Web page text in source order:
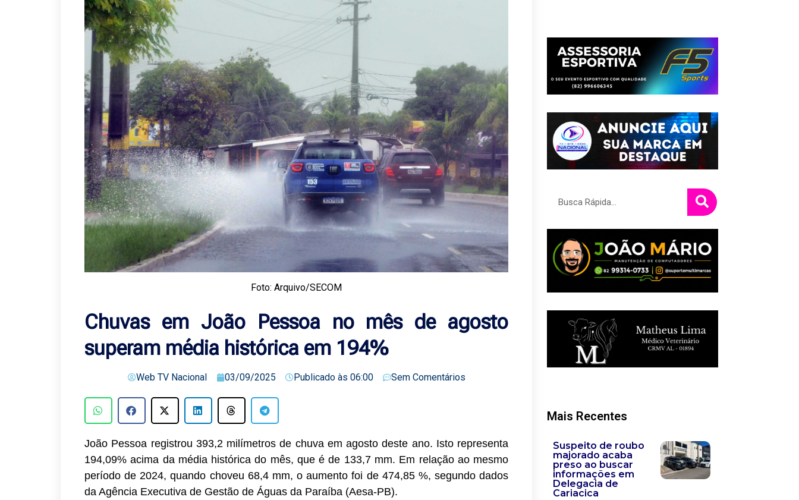
Foto: Arquivo/SECOM
Chuvas em João Pessoa no mês de agosto
superam média histórica em 194%
Web TV Nacional 03/09/2025 Publicado às 06:00 Sem Comentários
João Pessoa registrou 393,2 milímetros de chuva em agosto deste ano. Isto representa
194,09% acima da média histórica do mês, que é de 133,7 mm. Em relação ao mesmo
período de 2024, quando choveu 68,4 mm, o aumento foi de 474,85 %, segundo dados
da Agência Executiva de Gestão de Águas da Paraíba (Aesa-PB).
Mais Recentes
Suspeito de roubo
majorado acaba
preso ao buscar
informações em
Delegacia de
Cariacica